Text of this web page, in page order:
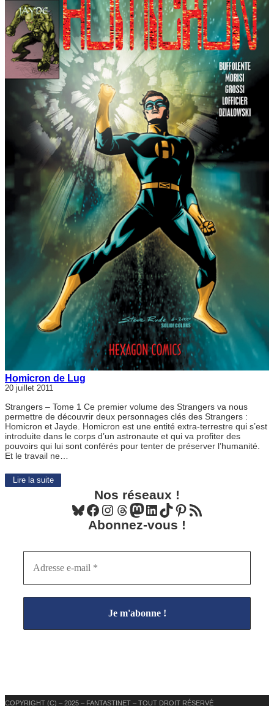
Homicron de Lug
20 juillet 2011
Strangers – Tome 1 Ce premier volume des Strangers va nous
permettre de découvrir deux personnages clés des Strangers :
Homicron et Jayde. Homicron est une entité extra-terrestre qui s’est
introduite dans le corps d’un astronaute et qui va profiter des
pouvoirs qui lui sont conférés pour tenter de préserver l’humanité.
Et le travail ne…
Lire la suite
Nos réseaux !
Bluesky Facebook Instagram Threads Mastodon LinkedIn TikTok Pinterest Flux RSS
Abonnez-vous !
COPYRIGHT (C) – 2025 – FANTASTINET – TOUT DROIT RÉSERVÉ